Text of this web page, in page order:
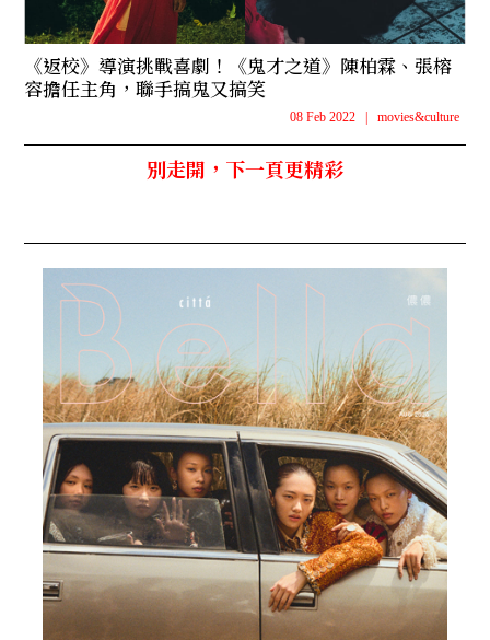
《返校》導演挑戰喜劇！《鬼才之道》陳柏霖、張榕
容擔任主角，聯手搞鬼又搞笑
08 Feb 2022 movies&culture
別走開，下一頁更精彩